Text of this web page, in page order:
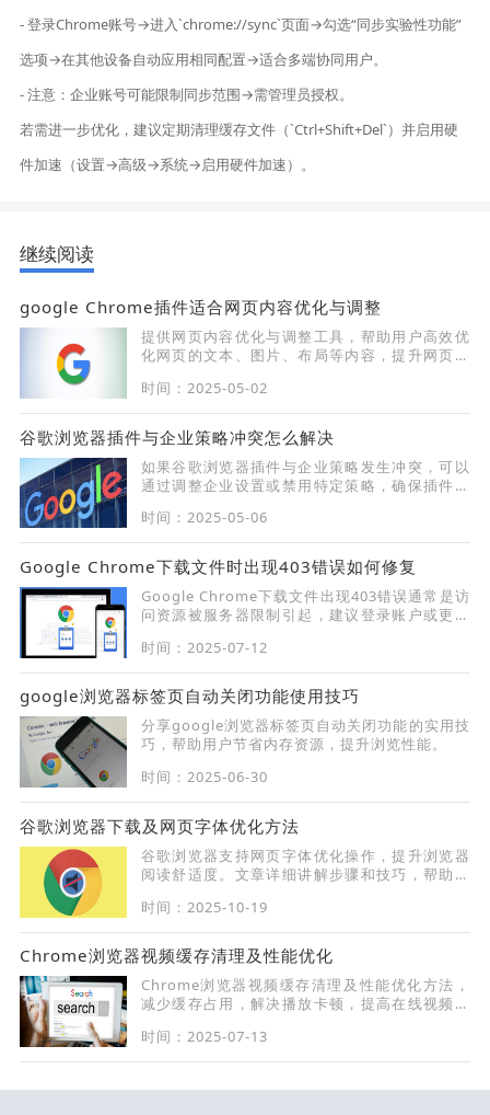
- 登录Chrome账号→进入`chrome://sync`页面→勾选“同步实验性功能”
选项→在其他设备自动应用相同配置→适合多端协同用户。
- 注意：企业账号可能限制同步范围→需管理员授权。
若需进一步优化，建议定期清理缓存文件（`Ctrl+Shift+Del`）并启用硬
件加速（设置→高级→系统→启用硬件加速）。
继续阅读
google Chrome插件适合网页内容优化与调整
提供网页内容优化与调整工具，帮助用户高效优
化网页的文本、图片、布局等内容，提升网页的
时间：2025-05-02
谷歌浏览器插件与企业策略冲突怎么解决
如果谷歌浏览器插件与企业策略发生冲突，可以
通过调整企业设置或禁用特定策略，确保插件正
时间：2025-05-06
Google Chrome下载文件时出现403错误如何修复
Google Chrome下载文件出现403错误通常是访
问资源被服务器限制引起，建议登录账户或更换
时间：2025-07-12
google浏览器标签页自动关闭功能使用技巧
分享google浏览器标签页自动关闭功能的实用技
巧，帮助用户节省内存资源，提升浏览性能。
时间：2025-06-30
谷歌浏览器下载及网页字体优化方法
谷歌浏览器支持网页字体优化操作，提升浏览器
阅读舒适度。文章详细讲解步骤和技巧，帮助用
时间：2025-10-19
Chrome浏览器视频缓存清理及性能优化
Chrome浏览器视频缓存清理及性能优化方法，
减少缓存占用，解决播放卡顿，提高在线视频观
时间：2025-07-13